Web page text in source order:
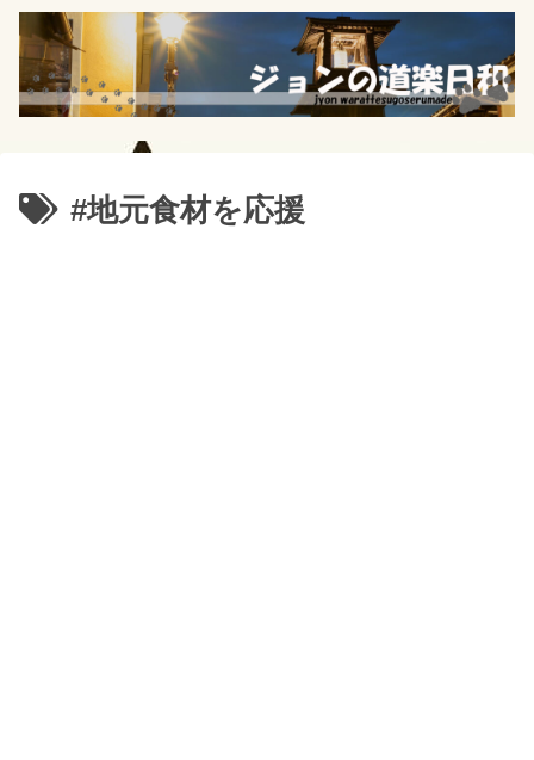
#地元食材を応援